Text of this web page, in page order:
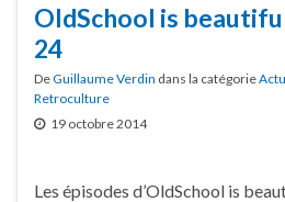
OldSchool is
24
DeGuillaume Verdin dans la catégorie
Retroculture
19 octobre 2014
Les épisodes d’OldSchool is